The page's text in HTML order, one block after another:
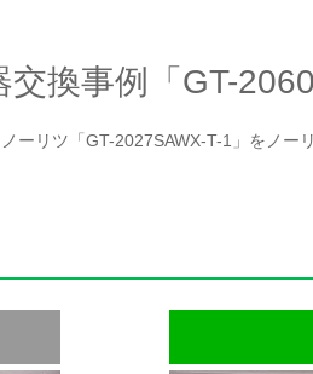
換事例「GT-
ーリツ「GT-2027SAWX-T-1」をノー